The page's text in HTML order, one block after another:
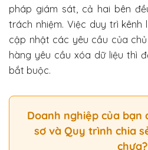
pháp giám sát, cả hai bên
trách nhiệm. Việc duy trì kênh
cập nhật các yêu cầu của
hàng yêu cầu xóa dữ liệu thì
bắt buộc.
Doanh nghiệp của bạn
sơ và Quy trình chia
chưa?